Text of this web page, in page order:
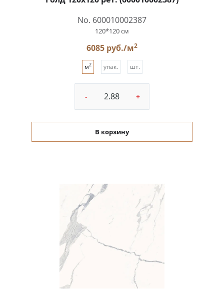
No. 600010002387
120*120 см
6085 руб./м2
м2 упак. шт.
- +
В корзину